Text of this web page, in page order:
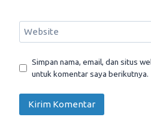
Website
Simpan nama, email, dan situs
untuk komentar saya berikutnya.